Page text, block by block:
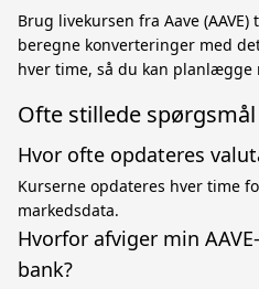
Brug livekursen fra Aave
beregne konverteringer med
hver time, så du kan planlægge
Ofte stillede spørgsmål
Hvor ofte opdateres
Kurserne opdateres hver time
markedsdata.
Hvorfor afviger min
bank?